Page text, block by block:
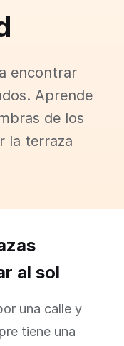
encontrar
Aprende
de los
la terraza
al sol
una calle y
tiene una